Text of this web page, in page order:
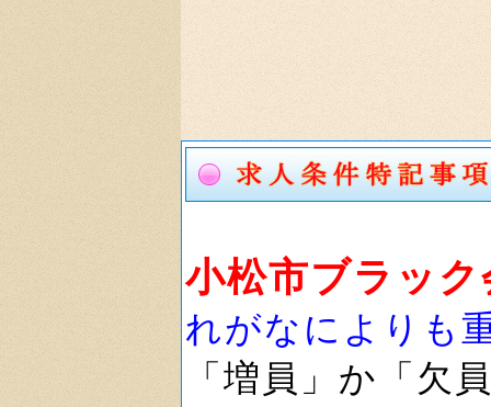
小松市ブラッ
れがなによりも
「増員」か「欠